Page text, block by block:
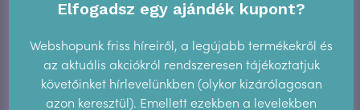
Akkor oszd meg vagy küldd
el a barátaidnak!
Messenger Facebook Twitter
Elfogadsz egy ajándék kupont?
Webshopunk friss híreiről, a legújabb termékekről és
az aktuális akciókról rendszeresen tájékoztatjuk
követőinket hírlevelünkben (olykor kizárólagosan
azon keresztül). Emellett ezekben a levelekben